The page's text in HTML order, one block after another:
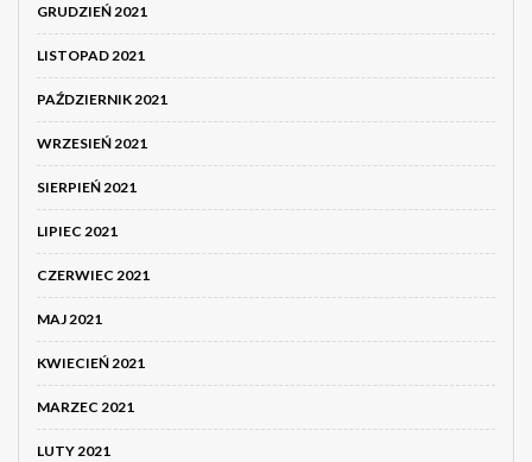
GRUDZIEŃ 2021
LISTOPAD 2021
PAŹDZIERNIK 2021
WRZESIEŃ 2021
SIERPIEŃ 2021
LIPIEC 2021
CZERWIEC 2021
MAJ 2021
KWIECIEŃ 2021
MARZEC 2021
LUTY 2021